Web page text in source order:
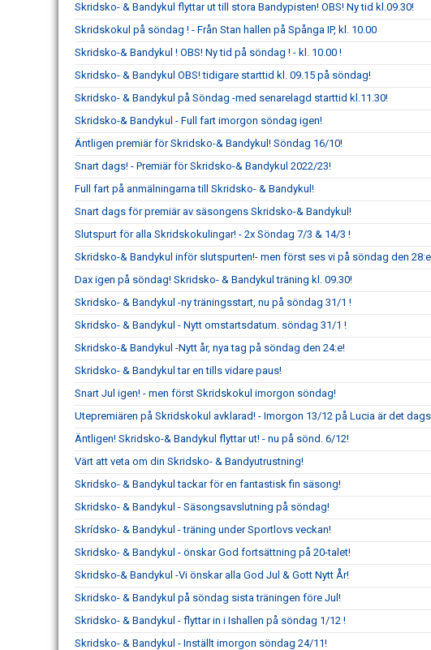
Skridsko- & Bandykul flyttar ut till stora Bandypisten! OBS! Ny tid kl.09.30!
Skridskokul på söndag ! - Från Stan hallen på Spånga IP, kl. 10.00
Skridsko-& Bandykul ! OBS! Ny tid på söndag ! - kl. 10.00 !
Skridsko- & Bandykul OBS! tidigare starttid kl. 09.15 på söndag!
Skridsko- & Bandykul på Söndag -med senarelagd starttid kl.11.30!
Skridsko-& Bandykul - Full fart imorgon söndag igen!
Äntligen premiär för Skridsko-& Bandykul! Söndag 16/10!
Snart dags! - Premiär för Skridsko-& Bandykul 2022/23!
Full fart på anmälningarna till Skridsko- & Bandykul!
Snart dags för premiär av säsongens Skridsko-& Bandykul!
Slutspurt för alla Skridskokulingar! - 2x Söndag 7/3 & 14/3 !
Skridsko-& Bandykul inför slutspurten!- men först ses vi på söndag den
Dax igen på söndag! Skridsko- & Bandykul träning kl. 09.30!
Skridsko- & Bandykul -ny träningsstart, nu på söndag 31/1 !
Skridsko- & Bandykul - Nytt omstartsdatum. söndag 31/1 !
Skridsko-& Bandykul -Nytt år, nya tag på söndag den 24:e!
Skridsko- & Bandykul tar en tills vidare paus!
Snart Jul igen! - men först Skridskokul imorgon söndag!
Utepremiären på Skridskokul avklarad! - Imorgon 13/12 på Lucia är det
Äntligen! Skridsko-& Bandykul flyttar ut! - nu på sönd. 6/12!
Värt att veta om din Skridsko- & Bandyutrustning!
Skridsko- & Bandykul tackar för en fantastisk fin säsong!
Skridsko- & Bandykul - Säsongsavslutning på söndag!
Skrídsko- & Bandykul - träning under Sportlovs veckan!
Skridsko- & Bandykul - önskar God fortsättning på 20-talet!
Skridsko-& Bandykul -Vi önskar alla God Jul & Gott Nytt År!
Skridsko- & Bandykul på söndag sista träningen före Jul!
Skridsko- & Bandykul - flyttar in i Ishallen på söndag 1/12 !
Skridsko- & Bandykul - Inställt imorgon söndag 24/11!